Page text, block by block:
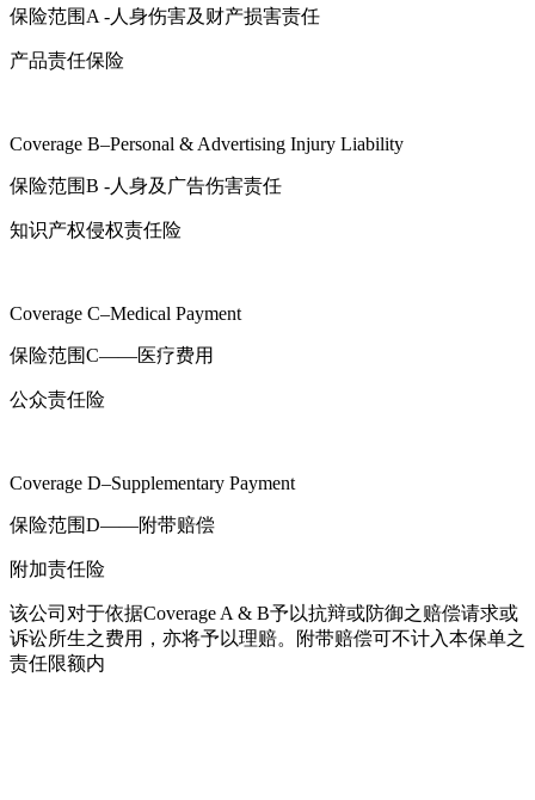
保险范围A -人身伤害及财产损害责任
产品责任保险
Coverage B–Personal & Advertising Injury Liability
保险范围B -人身及广告伤害责任
知识产权侵权责任险
Coverage C–Medical Payment
保险范围C——医疗费用
公众责任险
Coverage D–Supplementary Payment
保险范围D——附带赔偿
附加责任险
该公司对于依据Coverage A & B予以抗辩或防御之赔偿请求或
诉讼所生之费用，亦将予以理赔。附带赔偿可不计入本保单之
责任限额内